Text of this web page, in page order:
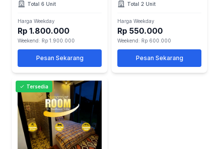
Total 6 Unit
Harga Weekday
Rp 1.800.000
Weekend: Rp 1.900.000
Pesan Sekarang
Total 2 Unit
Harga Weekday
Rp 550.000
Weekend: Rp 600.000
Pesan Sekarang
Tersedia